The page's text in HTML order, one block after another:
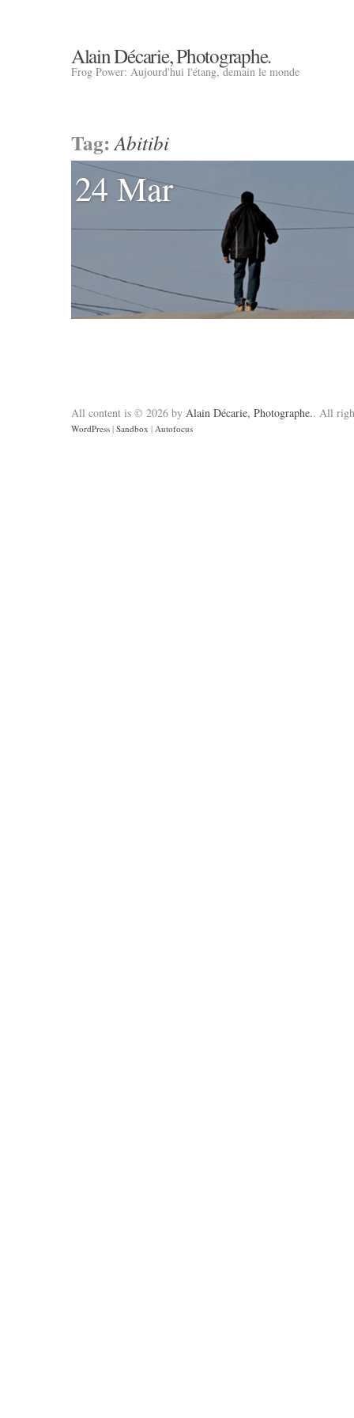
Alain Décarie, Photographe.
Frog Power: Aujourd'hui l'étang, demain le monde
Tag:Abitibi
24 Mar
All content is © 2026 by Alain Décarie, Photographe.. All
WordPress | Sandbox | Autofocus